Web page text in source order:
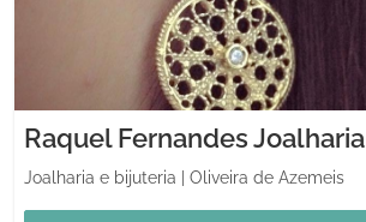
Raquel Fernandes Joalharia
Joalharia e bijuteria Oliveira de Azemeis